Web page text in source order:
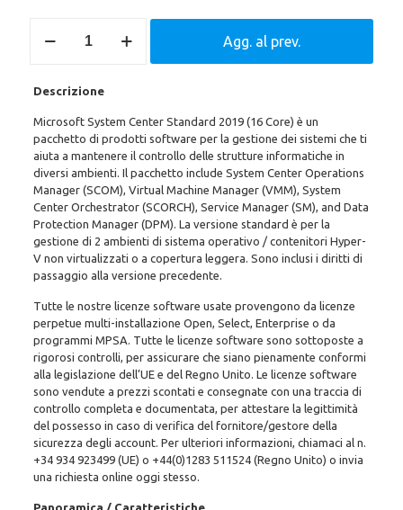
Center
(16
quantità
Agg. al prev.
Descrizione
Microsoft System Center Standard 2019 (16 Core) è un
pacchetto di prodotti software per la gestione dei sistemi che ti
aiuta a mantenere il controllo delle strutture informatiche in
diversi ambienti. Il pacchetto include System Center Operations
Manager (SCOM), Virtual Machine Manager (VMM), System
Center Orchestrator (SCORCH), Service Manager (SM), and Data
Protection Manager (DPM). La versione standard è per la
gestione di 2 ambienti di sistema operativo / contenitori Hyper-
V non virtualizzati o a copertura leggera. Sono inclusi i diritti di
passaggio alla versione precedente.
Tutte le nostre licenze software usate provengono da licenze
perpetue multi-installazione Open, Select, Enterprise o da
programmi MPSA. Tutte le licenze software sono sottoposte a
rigorosi controlli, per assicurare che siano pienamente conformi
alla legislazione dell’UE e del Regno Unito. Le licenze software
sono vendute a prezzi scontati e consegnate con una traccia di
controllo completa e documentata, per attestare la legittimità
del possesso in caso di verifica del fornitore/gestore della
sicurezza degli account. Per ulteriori informazioni, chiamaci al n.
+34 934 923499(UE) o +44(0)1283 511524(Regno Unito) o invia
una richiesta online oggi stesso.
Panoramica / Caratteristiche